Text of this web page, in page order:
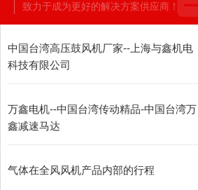
致力于成为更好的解决方案供应商！
中国台湾高压鼓风机厂家--上海与鑫机电
科技有限公司
万鑫电机--中国台湾传动精品-中国台湾万
鑫减速马达
气体在全风风机产品内部的行程